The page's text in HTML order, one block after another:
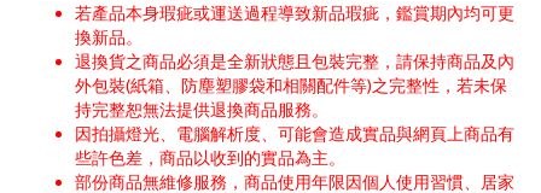
若產品本身瑕疵或運送過程導致新品瑕疵，鑑賞期內均可更
換新品。
退換貨之商品必須是全新狀態且包裝完整，請保持商品及內
外包裝(紙箱、防塵塑膠袋和相關配件等)之完整性，若未保
持完整恕無法提供退換商品服務。
因拍攝燈光、電腦解析度、可能會造成實品與網頁上商品有
些許色差，商品以收到的實品為主。
部份商品無維修服務，商品使用年限因個人使用習慣、居家